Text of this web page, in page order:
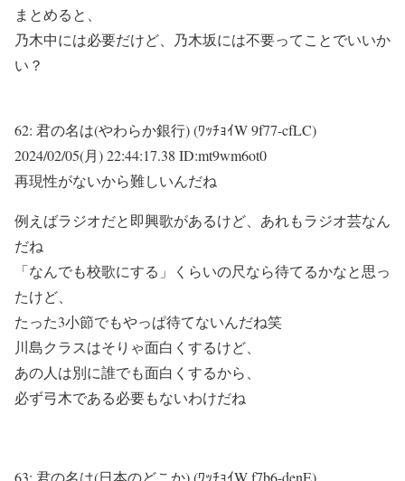
まとめると、
乃木中には必要だけど、乃木坂には不要ってことでいいか
い？
62: 君の名は(やわらか銀行) (ﾜｯﾁｮｲW 9f77-cfLC)
2024/02/05(月) 22:44:17.38 ID:mt9wm6ot0
再現性がないから難しいんだね
例えばラジオだと即興歌があるけど、あれもラジオ芸なん
だね
「なんでも校歌にする」くらいの尺なら待てるかなと思っ
たけど、
たった3小節でもやっぱ待てないんだね笑
川島クラスはそりゃ面白くするけど、
あの人は別に誰でも面白くするから、
必ず弓木である必要もないわけだね
63: 君の名は(日本のどこか) (ﾜｯﾁｮｲW f7b6-denE)